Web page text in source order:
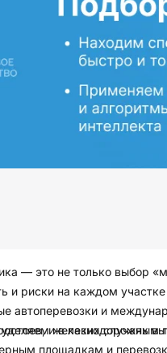
— это не только выбор
и риски на каждом
автоперевозки и
и в каких случаях
железнодорожным
площадкам и